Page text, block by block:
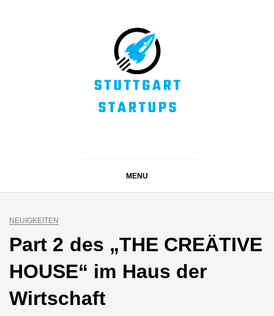
MENU
NEUIGKEITEN
Part 2 des „THE CREÄTIVE
HOUSE“ im Haus der
Wirtschaft